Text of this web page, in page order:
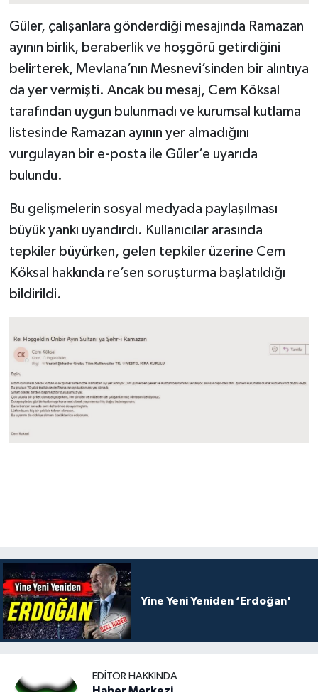
Güler, çalışanlara gönderdiği mesajında Ramazan
ayının birlik, beraberlik ve hoşgörü getirdiğini
belirterek, Mevlana’nın Mesnevi’sinden bir alıntıya
da yer vermişti. Ancak bu mesaj, Cem Köksal
tarafından uygun bulunmadı ve kurumsal kutlama
listesinde Ramazan ayının yer almadığını
vurgulayan bir e-posta ile Güler’e uyarıda
bulundu.
Bu gelişmelerin sosyal medyada paylaşılması
büyük yankı uyandırdı. Kullanıcılar arasında
tepkiler büyürken, gelen tepkiler üzerine Cem
Köksal hakkında re’sen soruşturma başlatıldığı
bildirildi.
Yine Yeni Yeniden ‘Erdoğan'
EDITÖR HAKKINDA